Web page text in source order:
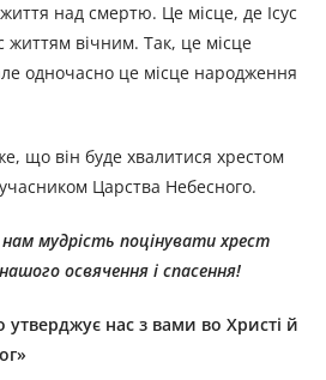
над смертю. Це місце, де Ісус
життям вічним. Так, це місце
одночасно це місце народження
що він буде хвалитися хрестом
Царства Небесного.
мудрість поцінувати хрест
освячення і спасення!
утверджує нас з вами во Христі й